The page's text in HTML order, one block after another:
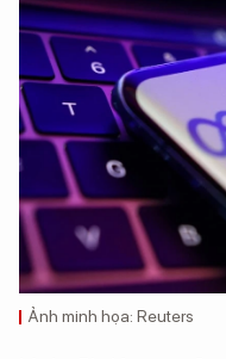
Ảnh minh họa: Reuters